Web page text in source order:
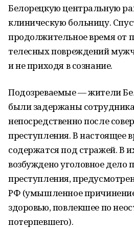
Белорецкую центральную
клиническую больницу.
продолжительное время от
телесных повреждений
и не приходя в сознание.
Подозреваемые — жители
были задержаны
непосредственно после
преступления. В настоящее
содержатся под стражей. В
возбуждено уголовное дело
преступления,
РФ (умышленное
здоровью, повлекшее по
потерпевшего).